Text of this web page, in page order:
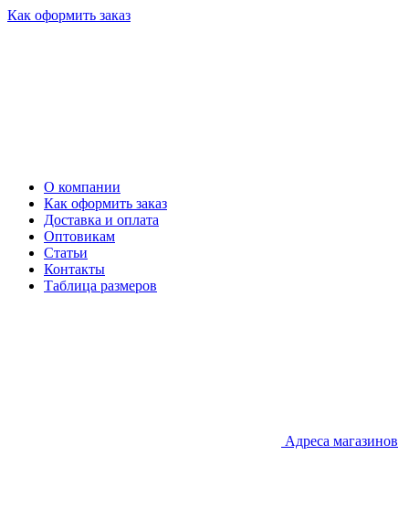
Как оформить заказ
О компании
Как оформить заказ
Доставка и оплата
Оптовикам
Статьи
Контакты
Таблица размеров
Адреса магазинов